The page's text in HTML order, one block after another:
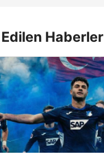
Haberler